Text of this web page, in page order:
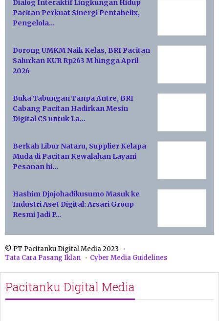
Dialog Interaktif Lingkungan Hidup
Pacitan Perkuat Sinergi Pentahelix,
Pengelola…
Dorong UMKM Naik Kelas, BRI Pacitan
Salurkan KUR Rp263 M hingga April
2026
Buka Tabungan Tanpa Antre, BRI
Cabang Pacitan Hadirkan Mesin
Digital CS untuk La…
Berkah Libur Nataru, Supplier Kelapa
Muda di Pacitan Kewalahan Layani
Pesanan hi…
Hashim Djojohadikusumo Masuk ke
Industri Aset Digital: Arsari Group
Resmi Jadi P…
© PT Pacitanku Digital Media 2023
Tata Cara Pasang Iklan
Cyber Media Guidelines
Pacitanku Digital Media